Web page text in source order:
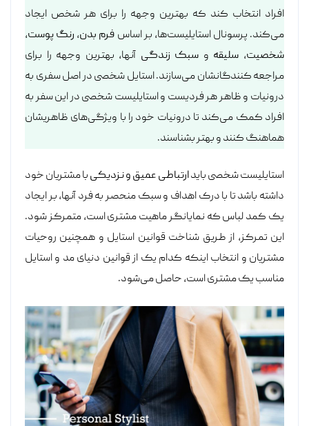
افراد انتخاب کند که بهترین‌ وجهه را برای هر شخص ایجاد
می‌کند. پرسونال استایلیست‌ها، بر اساس فرم بدن، رنگ پوست،
شخصیت، سلیقه و سبک زندگی آنها، بهترین وجهه را برای
مراجعه کنندگانشان می‌سازند. استایل شخصی در اصل سفری به
درونیات و ظاهر هر فردیست و استایلیست شخصی در این سفر به
افراد کمک می‌کند تا درونیات خود را با ویژگی‌های ظاهریشان
هماهنگ کنند و بهتر بشناسند.
استایلیست شخصی بایدارتباطی عمیق و نزدیکیبا مشتریان خود
داشته باشد تا با درک اهداف و سبک منحصر به فرد آنها، بر ایجاد
یک کمد لباس که نمایانگر ماهیت مشتری است، متمرکز شود.
این تمرکز، از طریق شناخت قوانین استایل و همچنین روحیات
مشتریان و انتخاب اینکه کدام یک از قوانین دنیای مد و استایل
مناسب یک مشتری است، حاصل می‌شود.